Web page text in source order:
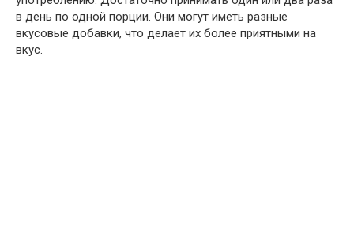
в день по одной порции. Они могут иметь разные
вкусовые добавки, что делает их более приятными на
вкус.